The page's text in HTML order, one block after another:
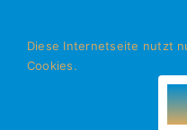
© Alle Rechte vorbehalten
-
Diese Internetseite nutzt
Cookies.